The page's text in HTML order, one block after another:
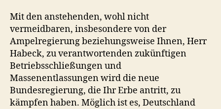
Mit den anstehenden, wohl nicht
vermeidbaren, insbesondere von der
Ampelregierung beziehungsweise Ihnen, Herr
Habeck, zu verantwortenden zukünftigen
Betriebsschließungen und
Massenentlassungen wird die neue
Bundesregierung, die Ihr Erbe antritt, zu
kämpfen haben. Möglich ist es, Deutschland